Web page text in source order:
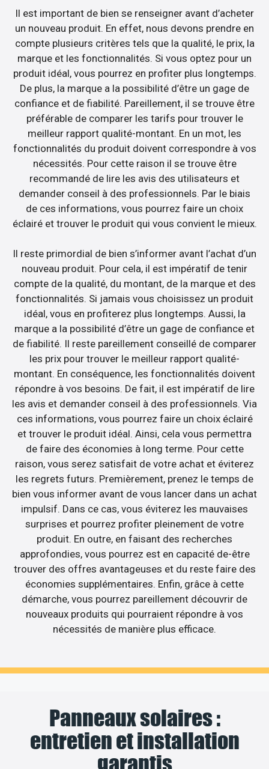
Il est important de bien se renseigner avant d’acheter
un nouveau produit. En effet, nous devons prendre en
compte plusieurs critères tels que la qualité, le prix, la
marque et les fonctionnalités. Si vous optez pour un
produit idéal, vous pourrez en profiter plus longtemps.
De plus, la marque a la possibilité d’être un gage de
confiance et de fiabilité. Pareillement, il se trouve être
préférable de comparer les tarifs pour trouver le
meilleur rapport qualité-montant. En un mot, les
fonctionnalités du produit doivent correspondre à vos
nécessités. Pour cette raison il se trouve être
recommandé de lire les avis des utilisateurs et
demander conseil à des professionnels. Par le biais
de ces informations, vous pourrez faire un choix
éclairé et trouver le produit qui vous convient le mieux.
Il reste primordial de bien s’informer avant l’achat d’un
nouveau produit. Pour cela, il est impératif de tenir
compte de la qualité, du montant, de la marque et des
fonctionnalités. Si jamais vous choisissez un produit
idéal, vous en profiterez plus longtemps. Aussi, la
marque a la possibilité d’être un gage de confiance et
de fiabilité. Il reste pareillement conseillé de comparer
les prix pour trouver le meilleur rapport qualité-
montant. En conséquence, les fonctionnalités doivent
répondre à vos besoins. De fait, il est impératif de lire
les avis et demander conseil à des professionnels. Via
ces informations, vous pourrez faire un choix éclairé
et trouver le produit idéal. Ainsi, cela vous permettra
de faire des économies à long terme. Pour cette
raison, vous serez satisfait de votre achat et éviterez
les regrets futurs. Premièrement, prenez le temps de
bien vous informer avant de vous lancer dans un achat
impulsif. Dans ce cas, vous éviterez les mauvaises
surprises et pourrez profiter pleinement de votre
produit. En outre, en faisant des recherches
approfondies, vous pourrez est en capacité de-être
trouver des offres avantageuses et du reste faire des
économies supplémentaires. Enfin, grâce à cette
démarche, vous pourrez pareillement découvrir de
nouveaux produits qui pourraient répondre à vos
nécessités de manière plus efficace.
Panneaux solaires :
entretien et installation
garantis